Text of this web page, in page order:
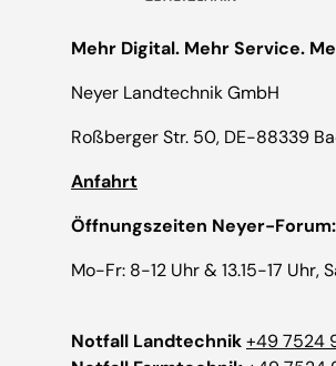
Mehr Digital. Mehr Service.
Neyer Landtechnik GmbH
Roßberger Str. 50, DE-88339
Anfahrt
Öffnungszeiten Neyer-Forum:
Mo-Fr: 8-12 Uhr & 13.15-17 Uhr,
Notfall Landtechnik+49 7524